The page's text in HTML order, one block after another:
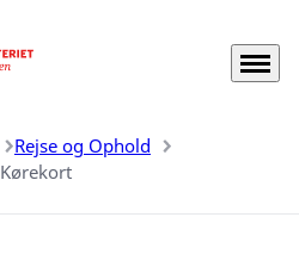
Menu
Rejse og Ophold
Kørekort